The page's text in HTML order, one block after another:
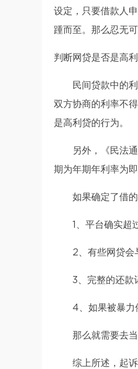
设定，只要借款人
踵而至。那么忍无
判断网贷是否是高
民间贷款中的
双方协商的利率不
是高利贷的行为。
另外，《民法
期为年期年利率为
如果确定了借
1、平台确实超
2、有些网贷会
3、完整的还款
4、如果被暴力
那么就需要去
综上所述，起